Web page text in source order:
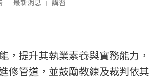
最新消息 講習
，提升其執業素養與實務能力，
修管道，並鼓勵教練及裁判依其